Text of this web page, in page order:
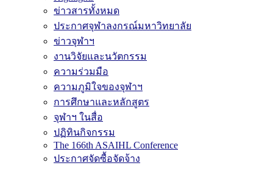
ข่าวสารทั้งหมด
ประกาศจุฬาลงกรณ์มหาวิทยาลัย
ข่าวจุฬาฯ
งานวิจัยและนวัตกรรม
ความร่วมมือ
ความภูมิใจของจุฬาฯ
การศึกษาและหลักสูตร
จุฬาฯ ในสื่อ
ปฏิทินกิจกรรม
The 166th ASAIHL Conference
ประกาศจัดซื้อจัดจ้าง